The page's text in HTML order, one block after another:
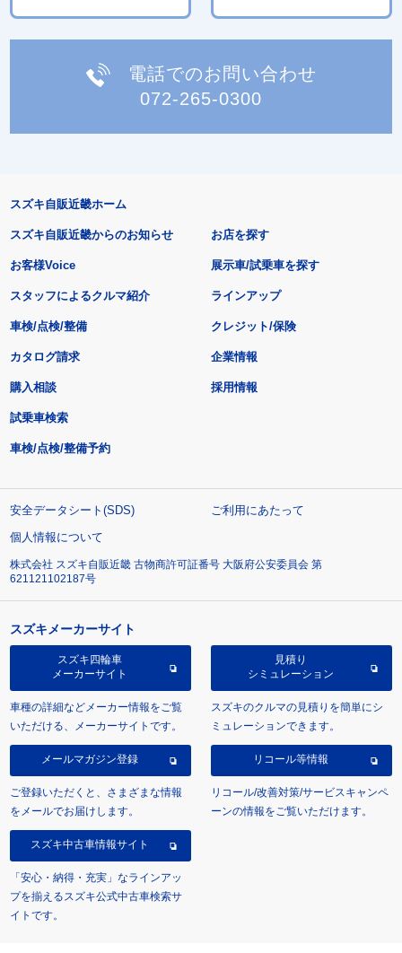
電話でのお問い合わせ
072-265-0300
スズキ自販近畿ホーム
スズキ自販近畿からのお知らせ
お客様Voice
スタッフによるクルマ紹介
お店を探す
展示車/試乗車を探す
ラインアップ
車検/点検/整備 クレジット/保険
カタログ請求
購入相談
試乗車検索
車検/点検/整備予約
企業情報
採用情報
安全データシート(SDS)
ご利用にあたって
個人情報について
株式会社 スズキ自販近畿 古物商許可証番号 大阪府公安委員会 第
621121102187号
スズキメーカーサイト
スズキ四輪車
メーカーサイト
車種の詳細などメーカー情報をご覧
いただける、メーカーサイトです。
見積り
シミュレーション
スズキのクルマの見積りを簡単にシ
ミュレーションできます。
メールマガジン登録
ご登録いただくと、さまざまな情報
をメールでお届けします。
リコール等情報
リコール/改善対策/サービスキャンペ
ーンの情報をご覧いただけます。
スズキ中古車情報サイト
「安心・納得・充実」なラインアッ
プを揃えるスズキ公式中古車検索サ
イトです。